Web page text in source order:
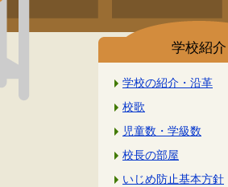
学校紹介
学校の紹介・沿革
校歌
児童数・学級数
校長の部屋
いじめ防止基本方針